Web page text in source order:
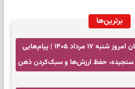
برترین‌ها
فال فرشتگان امروز شنبه ۱۷ مرداد ۱۴۰۵ | پیام‌هایی
سنجیده، حفظ ارزش‌ها و سبک‌کردن ذهن